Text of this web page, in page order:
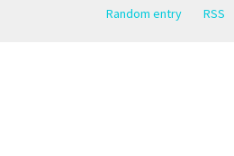
Random entry RSS